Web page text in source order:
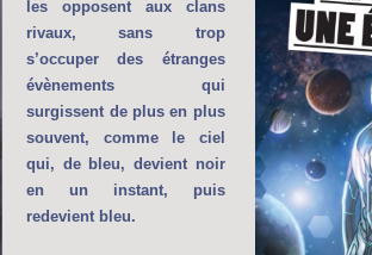
les opposent aux clans
rivaux, sans trop
s’occuper des étranges
évènements qui
surgissent de plus en plus
souvent, comme le ciel
qui, de bleu, devient noir
en un instant, puis
redevient bleu.